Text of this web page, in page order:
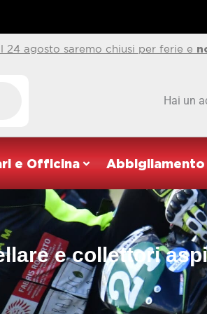
24 agosto saremo chiusi per ferie e
Hai un
e Officina Abbigliamento
e collettori